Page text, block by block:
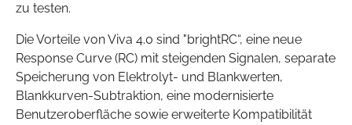
zu testen.
Die Vorteile von Viva 4.0 sind "brightRC“, eine neue
Response Curve (RC) mit steigenden Signalen, separate
Speicherung von Elektrolyt- und Blankwerten,
Blankkurven-Subtraktion, eine modernisierte
Benutzeroberfläche sowie erweiterte Kompatibilität